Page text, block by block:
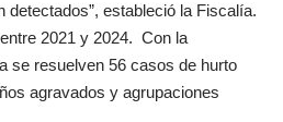
detectados”, estableció la Fiscalía.
2021 y 2024. Con la
se resuelven 56 casos de hurto
agravados y agrupaciones